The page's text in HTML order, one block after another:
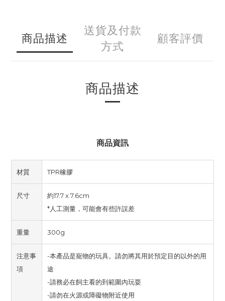
商品描述
送貨及付款
方式
顧客評價
商品描述
商品資訊
材質 TPR橡膠
尺寸
約17.7 x 7.6cm
*人工測量，可能會有些許誤差
重量 300g
注意事
項
-本產品是寵物的玩具。請勿將其用於預定目的以外的用
途
-請務必在飼主看的到範圍內玩耍
-請勿在火源或障礙物附近使用